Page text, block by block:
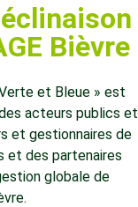
Bièvre
et Bleue » est
acteurs publics et
et gestionnaires de
et des partenaires
globale de